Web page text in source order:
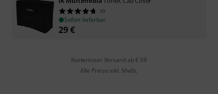
10
Sofort lieferbar
29€
Kostenloser Versand ab € 69
Alle Preise inkl. MwSt.